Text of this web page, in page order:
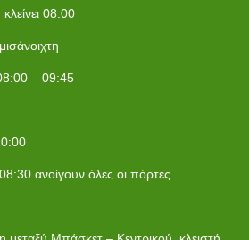
08:00
– 09:45
ανοίγουν όλες οι πόρτες